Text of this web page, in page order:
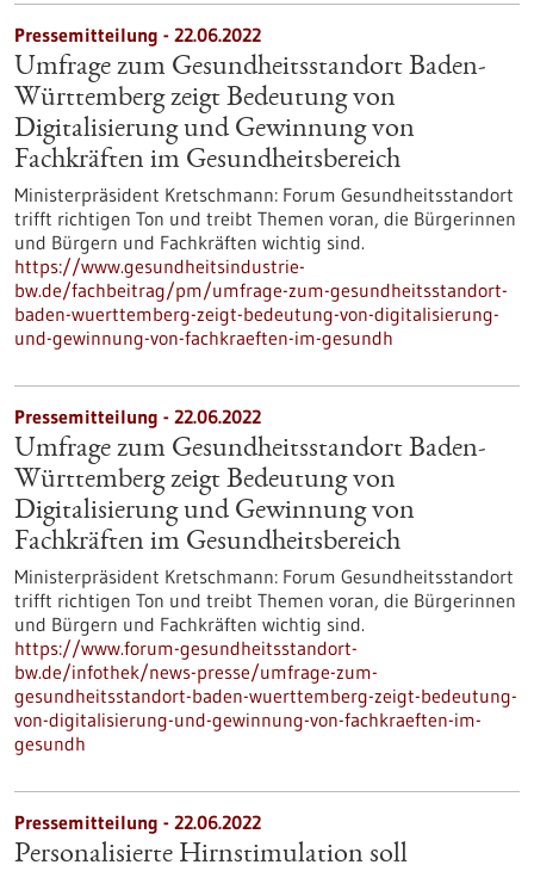
Pressemitteilung - 22.06.2022
Umfrage zum Gesundheitsstandort Baden-
Württemberg zeigt Bedeutung von
Digitalisierung und Gewinnung von
Fachkräften im Gesundheitsbereich
Ministerpräsident Kretschmann: Forum Gesundheitsstandort
trifft richtigen Ton und treibt Themen voran, die Bürgerinnen
und Bürgern und Fachkräften wichtig sind.
https://www.gesundheitsindustrie-
bw.de/fachbeitrag/pm/umfrage-zum-gesundheitsstandort-
baden-wuerttemberg-zeigt-bedeutung-von-digitalisierung-
und-gewinnung-von-fachkraeften-im-gesundh
Pressemitteilung - 22.06.2022
Umfrage zum Gesundheitsstandort Baden-
Württemberg zeigt Bedeutung von
Digitalisierung und Gewinnung von
Fachkräften im Gesundheitsbereich
Ministerpräsident Kretschmann: Forum Gesundheitsstandort
trifft richtigen Ton und treibt Themen voran, die Bürgerinnen
und Bürgern und Fachkräften wichtig sind.
https://www.forum-gesundheitsstandort-
bw.de/infothek/news-presse/umfrage-zum-
gesundheitsstandort-baden-wuerttemberg-zeigt-bedeutung-
von-digitalisierung-und-gewinnung-von-fachkraeften-im-
gesundh
Pressemitteilung - 22.06.2022
Personalisierte Hirnstimulation soll